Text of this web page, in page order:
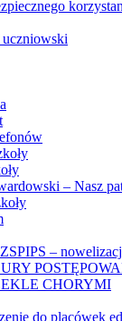
uczniowski
– Nasz
–
CHORYMI
do placówek